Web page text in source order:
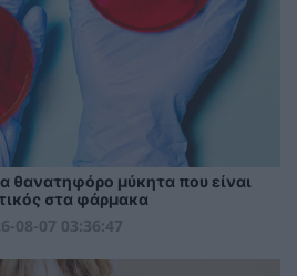
θανατηφόρο μύκητα που είναι
στα φάρμακα
08-07 03:36:47